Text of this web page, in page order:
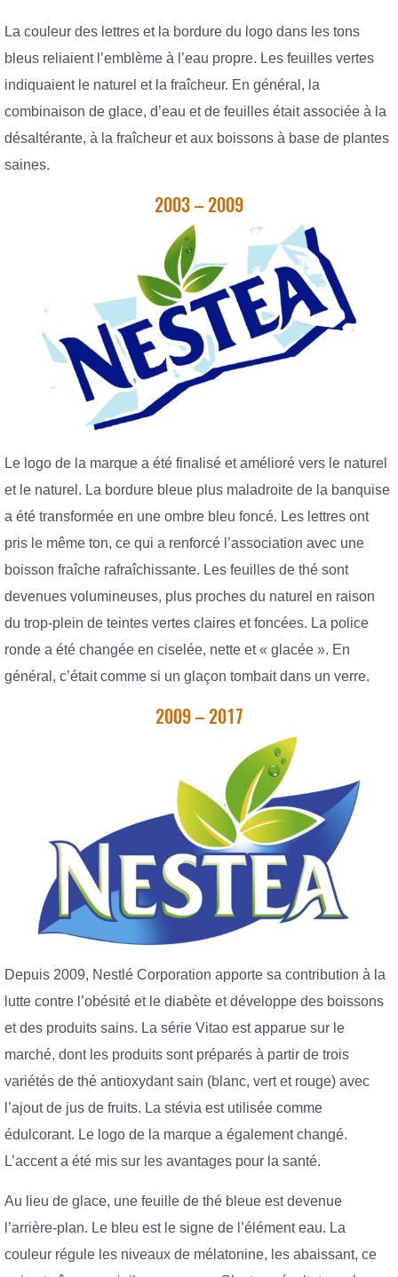
La couleur des lettres et la bordure du logo dans les tons
bleus reliaient l’emblème à l’eau propre. Les feuilles vertes
indiquaient le naturel et la fraîcheur. En général, la
combinaison de glace, d’eau et de feuilles était associée à la
désaltérante, à la fraîcheur et aux boissons à base de plantes
saines.
2003 – 2009
Le logo de la marque a été finalisé et amélioré vers le naturel
et le naturel. La bordure bleue plus maladroite de la banquise
a été transformée en une ombre bleu foncé. Les lettres ont
pris le même ton, ce qui a renforcé l’association avec une
boisson fraîche rafraîchissante. Les feuilles de thé sont
devenues volumineuses, plus proches du naturel en raison
du trop-plein de teintes vertes claires et foncées. La police
ronde a été changée en ciselée, nette et « glacée ». En
général, c’était comme si un glaçon tombait dans un verre.
2009 – 2017
Depuis 2009, Nestlé Corporation apporte sa contribution à la
lutte contre l’obésité et le diabète et développe des boissons
et des produits sains. La série Vitao est apparue sur le
marché, dont les produits sont préparés à partir de trois
variétés de thé antioxydant sain (blanc, vert et rouge) avec
l’ajout de jus de fruits. La stévia est utilisée comme
édulcorant. Le logo de la marque a également changé.
L’accent a été mis sur les avantages pour la santé.
Au lieu de glace, une feuille de thé bleue est devenue
l’arrière-plan. Le bleu est le signe de l’élément eau. La
couleur régule les niveaux de mélatonine, les abaissant, ce